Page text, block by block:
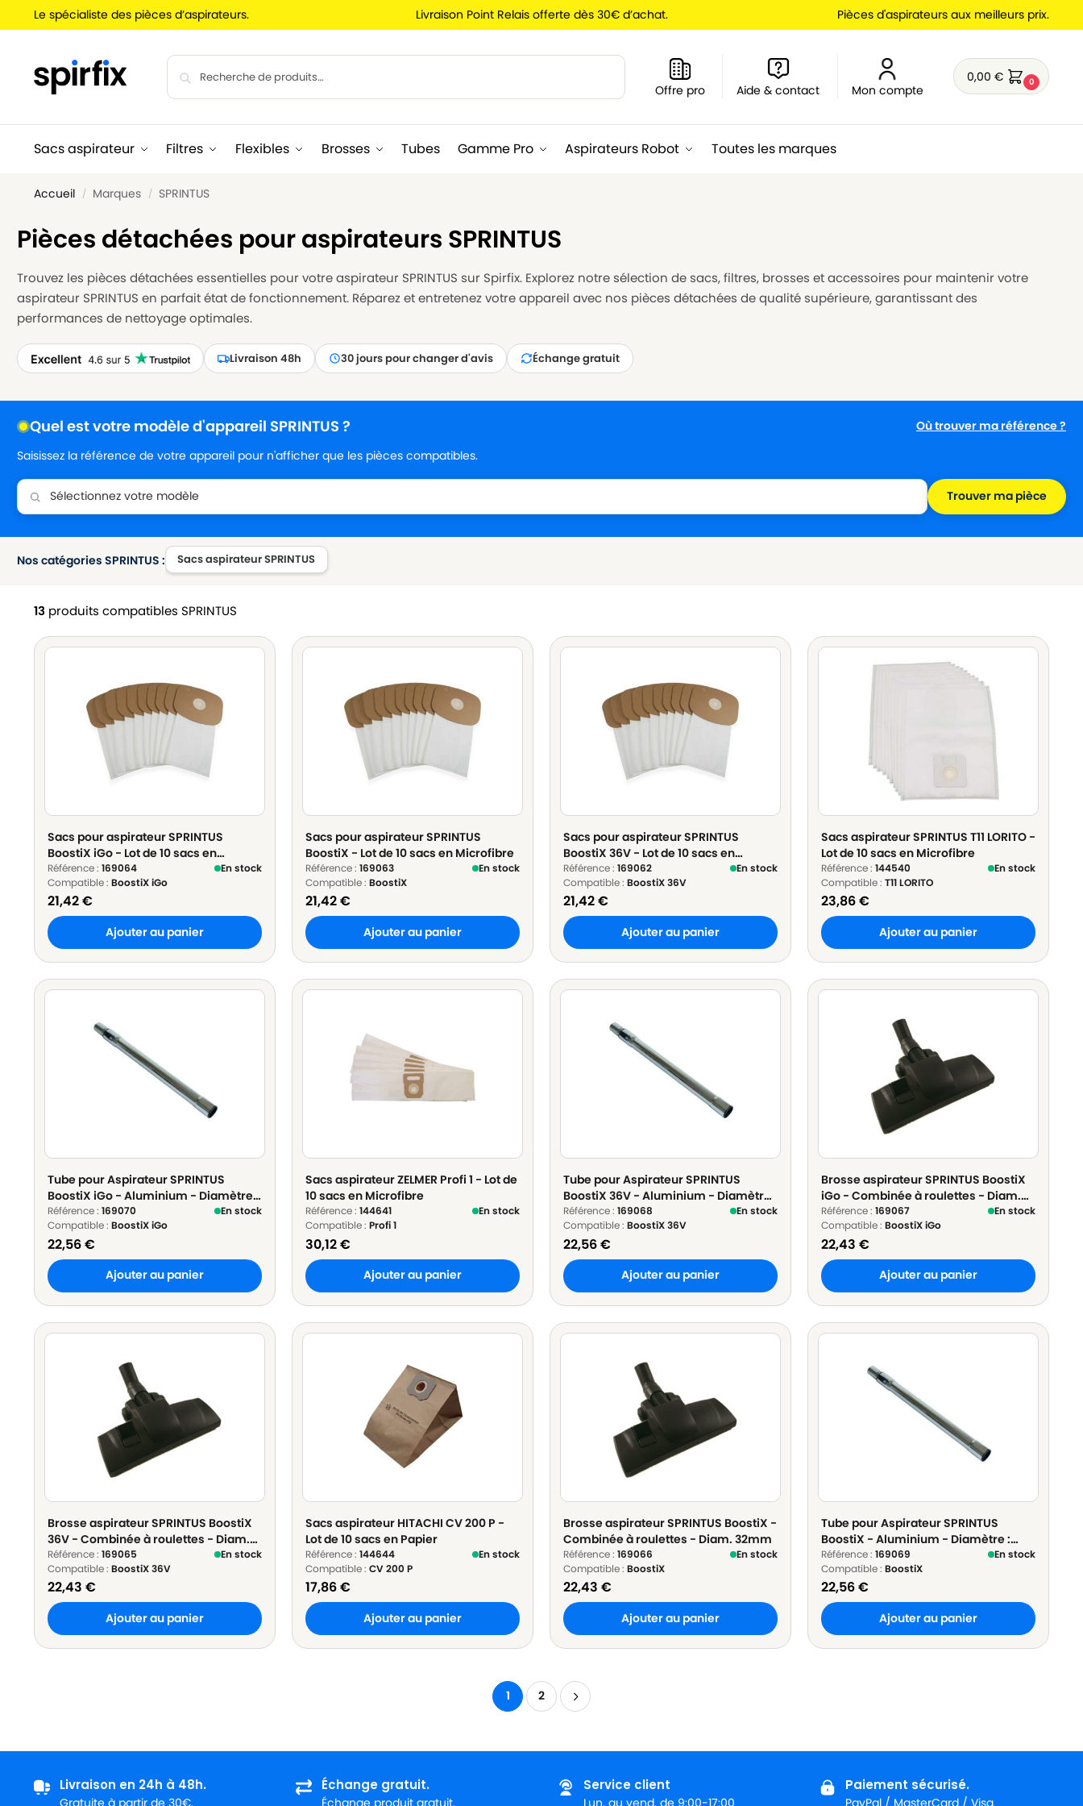
Le spécialiste des pièces d’aspirateurs. Livraison Point Relais offerte dès 30€ d’achat. Pièces d'aspirateurs aux meilleurs prix.
Offre pro Aide & contact Mon compte
0,00€ 0
Sacs aspirateur Filtres Flexibles Brosses Tubes Gamme Pro Aspirateurs Robot Toutes les marques
Accueil / Marques / SPRINTUS
Pièces détachées pour aspirateurs SPRINTUS
Trouvez les pièces détachées essentielles pour votre aspirateur SPRINTUS sur Spirfix. Explorez notre sélection de sacs, filtres, brosses et accessoires pour maintenir votre
aspirateur SPRINTUS en parfait état de fonctionnement. Réparez et entretenez votre appareil avec nos pièces détachées de qualité supérieure, garantissant des
performances de nettoyage optimales.
Livraison 48h 30 jours pour changer d'avis Échange gratuit
Quel est votre modèle d'appareil SPRINTUS ?
Où trouver ma référence ?
Saisissez la référence de votre appareil pour n'afficher que les pièces compatibles.
Trouver ma pièce
Nos catégories SPRINTUS : Sacs aspirateur SPRINTUS
13 produits compatibles SPRINTUS
Sacs pour aspirateur SPRINTUS
BoostiX iGo - Lot de 10 sacs en
Microfibre
Référence : 169064
En stock
Compatible : BoostiX iGo
21,42€
Ajouter au panier
Sacs pour aspirateur SPRINTUS
BoostiX - Lot de 10 sacs en Microfibre
Référence : 169063
En stock
Compatible : BoostiX
21,42€
Ajouter au panier
Sacs pour aspirateur SPRINTUS
BoostiX 36V - Lot de 10 sacs en
Microfibre
Référence : 169062
En stock
Compatible : BoostiX 36V
21,42€
Ajouter au panier
Sacs aspirateur SPRINTUS T11 LORITO -
Lot de 10 sacs en Microfibre
Référence :144540
En stock
Compatible :T11 LORITO
23,86€
Ajouter au panier
Tube pour Aspirateur SPRINTUS
BoostiX iGo - Aluminium - Diamètre :
32mm
Référence : 169070
En stock
Compatible : BoostiX iGo
22,56€
Ajouter au panier
Sacs aspirateur ZELMER Profi 1 - Lot de
10 sacs en Microfibre
Référence : 144641
En stock
Compatible : Profi 1
30,12€
Ajouter au panier
Tube pour Aspirateur SPRINTUS
BoostiX 36V - Aluminium - Diamètre :
32mm
Référence : 169068
En stock
Compatible : BoostiX 36V
22,56€
Ajouter au panier
Brosse aspirateur SPRINTUS BoostiX
iGo - Combinée à roulettes - Diam.
32mm
Référence :169067
En stock
Compatible :BoostiX iGo
22,43€
Ajouter au panier
Brosse aspirateur SPRINTUS BoostiX
36V - Combinée à roulettes - Diam.
32mm
Référence : 169065
En stock
Compatible : BoostiX 36V
22,43 €
Ajouter au panier
Sacs aspirateur HITACHI CV 200 P -
Lot de 10 sacs en Papier
Référence : 144644
En stock
Compatible : CV 200 P
17,86€
Ajouter au panier
Brosse aspirateur SPRINTUS BoostiX -
Combinée à roulettes - Diam. 32mm
Référence : 169066
En stock
Compatible : BoostiX
22,43 €
Ajouter au panier
Tube pour Aspirateur SPRINTUS
BoostiX - Aluminium - Diamètre :
32mm
Référence :169069
En stock
Compatible :BoostiX
22,56€
Ajouter au panier
1 2
Livraison en 24h à 48h.
Gratuite à partir de 30€.
Échange gratuit.
Échange produit gratuit.
Service client
Lun. au vend. de 9:00-17:00
Paiement sécurisé.
PayPal / MasterCard / Visa